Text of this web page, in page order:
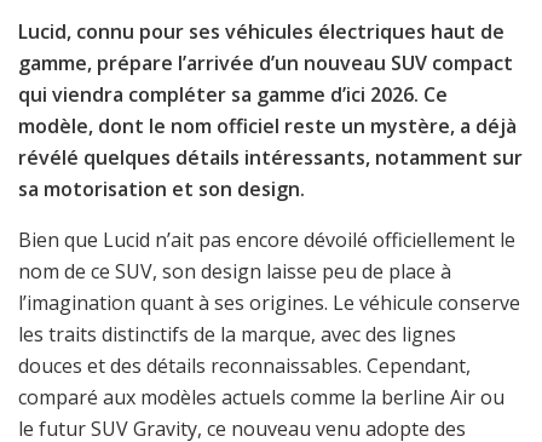
Lucid, connu pour ses véhicules électriques haut de
gamme, prépare l’arrivée d’un nouveau SUV compact
qui viendra compléter sa gamme d’ici 2026. Ce
modèle, dont le nom officiel reste un mystère, a déjà
révélé quelques détails intéressants, notamment sur
sa motorisation et son design.
Bien que Lucid n’ait pas encore dévoilé officiellement le
nom de ce SUV, son design laisse peu de place à
l’imagination quant à ses origines. Le véhicule conserve
les traits distinctifs de la marque, avec des lignes
douces et des détails reconnaissables. Cependant,
comparé aux modèles actuels comme la berline Air ou
le futur SUV Gravity, ce nouveau venu adopte des